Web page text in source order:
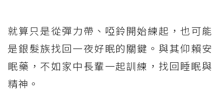
就算只是從彈力帶、啞鈴開始練起，也可能
是銀髮族找回一夜好眠的關鍵。與其仰賴安
眠藥，不如家中長輩一起訓練，找回睡眠與
精神。